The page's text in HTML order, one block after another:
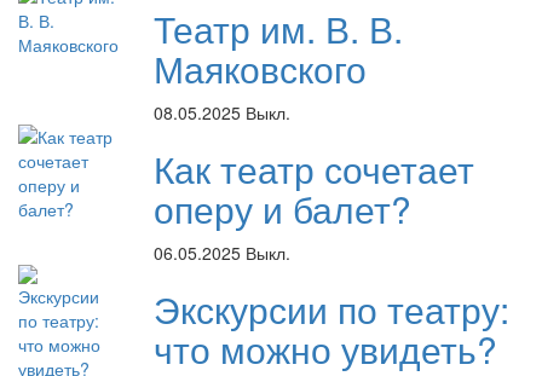
Театр им. В. В.
Маяковского
08.05.2025 Выкл.
Как театр сочетает
оперу и балет?
06.05.2025 Выкл.
Экскурсии по театру:
что можно увидеть?